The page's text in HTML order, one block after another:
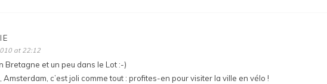
at 22:12
Bretagne et un peu dans le Lot :-)
Amsterdam, c’est joli comme tout : profites-en pour visiter la ville en vélo !